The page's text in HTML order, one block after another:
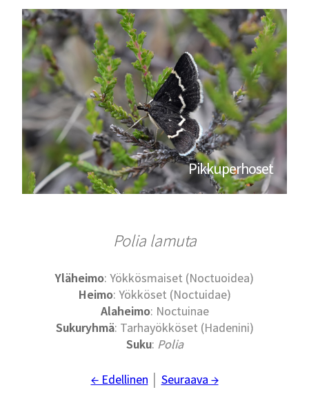
Pikkuperhoset
Polia lamuta
Yläheimo: Yökkösmaiset (Noctuoidea)
Heimo: Yökköset (Noctuidae)
Alaheimo: Noctuinae
Sukuryhmä: Tarhayökköset (Hadenini)
Suku: Polia
← Edellinen Seuraava →